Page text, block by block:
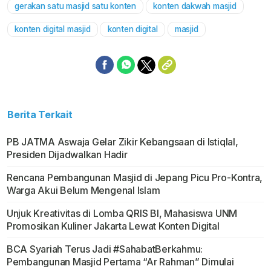
Mute
gerakan satu masjid satu konten konten dakwah masjid
konten digital masjid konten digital masjid
Berita Terkait
PB JATMA Aswaja Gelar Zikir Kebangsaan di Istiqlal,
Presiden Dijadwalkan Hadir
Rencana Pembangunan Masjid di Jepang Picu Pro-Kontra,
Warga Akui Belum Mengenal Islam
Unjuk Kreativitas di Lomba QRIS BI, Mahasiswa UNM
Promosikan Kuliner Jakarta Lewat Konten Digital
BCA Syariah Terus Jadi #SahabatBerkahmu:
Pembangunan Masjid Pertama “Ar Rahman” Dimulai